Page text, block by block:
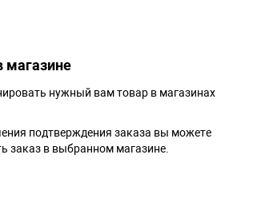
магазине
нужный вам товар в магазинах
подтверждения заказа вы можете
заказ в выбранном магазине.